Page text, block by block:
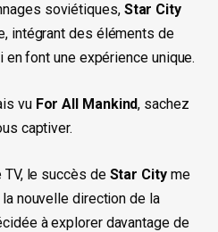
soviétiques, Star City
intégrant des éléments de
en font une expérience unique.
vu For All Mankind, sachez
captiver.
TV, le succès de Star Cityme
nouvelle direction de la
à explorer davantage de